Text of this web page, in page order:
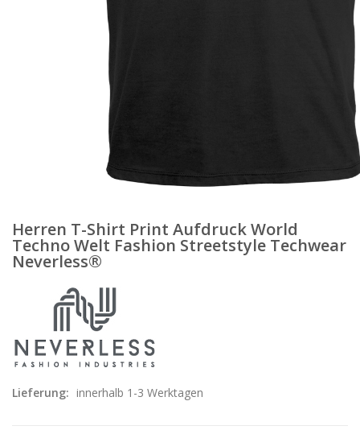
Herren T-Shirt Print Aufdruck World
Techno Welt Fashion Streetstyle Techwear
Neverless®
Lieferung: innerhalb 1-3 Werktagen